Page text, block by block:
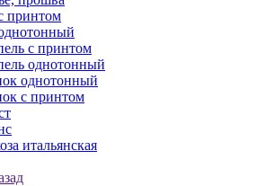
принтом
с принтом
однотонный
однотонный
с принтом
итальянская